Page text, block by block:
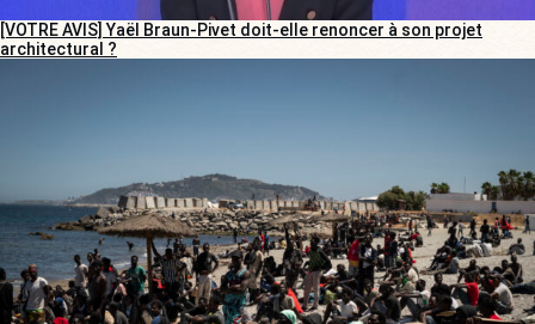
[VOTRE AVIS] Yaël Braun-Pivet doit-elle renoncer à son projet
architectural ?